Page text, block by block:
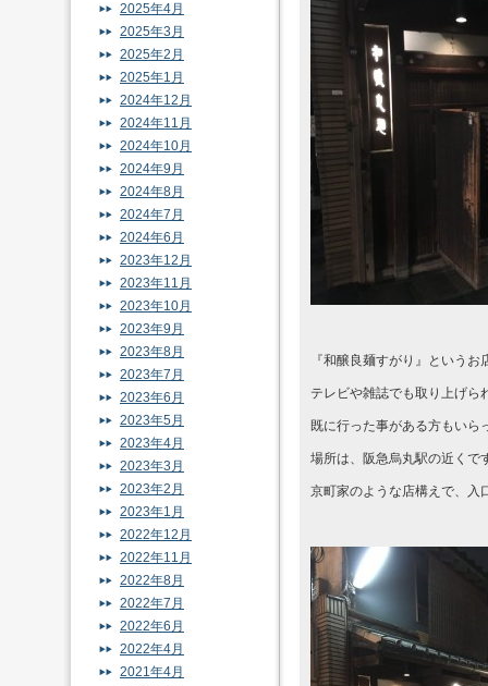
『和醸良麺すがり』というお
テレビや雑誌でも取り上げら
既に行った事がある方もいら
場所は、阪急烏丸駅の近くで
京町家のような店構えで、入
2025年4月
2025年3月
2025年2月
2025年1月
2024年12月
2024年11月
2024年10月
2024年9月
2024年8月
2024年7月
2024年6月
2023年12月
2023年11月
2023年10月
2023年9月
2023年8月
2023年7月
2023年6月
2023年5月
2023年4月
2023年3月
2023年2月
2023年1月
2022年12月
2022年11月
2022年8月
2022年7月
2022年6月
2022年4月
2021年4月